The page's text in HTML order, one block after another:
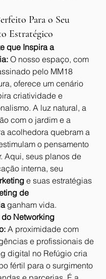
Para o Seu
Estratégico
que Inspira a
O nosso espaço, com
pelo MM18
oferece um cenário
criatividade e
A luz natural, a
com o jardim e a
acolhedora quebram a
o pensamento
Aqui, seus planos de
interna, seu
e suas estratégias
de
ganham vida.
do Networking
A proximidade com
e profissionais de
digital no Refúgio cria
fértil para o surgimento